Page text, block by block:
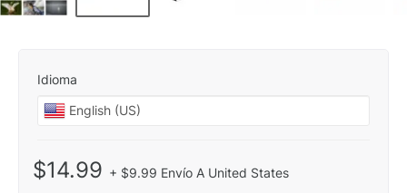
Idioma
$14.99 + $9.99 Envío A United States